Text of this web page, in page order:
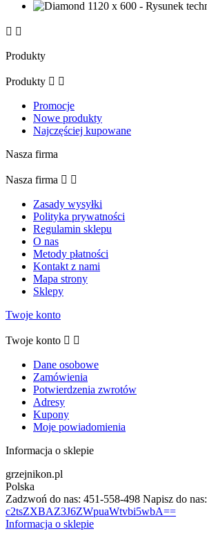
 
Produkty
Produkty  
Promocje
Nowe produkty
Najczęściej kupowane
Nasza firma
Nasza firma  
Zasady wysyłki
Polityka prywatności
Regulamin sklepu
O nas
Metody płatności
Kontakt z nami
Mapa strony
Sklepy
Twoje konto
Twoje konto  
Dane osobowe
Zamówienia
Potwierdzenia zwrotów
Adresy
Kupony
Moje powiadomienia
Informacja o sklepie
grzejnikon.pl
Polska
Zadzwoń do nas: 451-558-498 Napisz do nas:
c2tsZXBAZ3J6ZWpuaWtvbi5wbA==
Informacja o sklepie